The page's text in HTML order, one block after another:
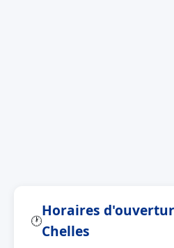
🕐
Horaires
Chelles